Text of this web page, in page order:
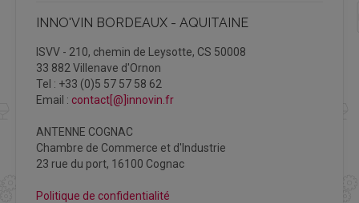
INNO'VIN BORDEAUX - AQUITAINE
ISVV - 210, chemin de Leysotte, CS 50008
33 882 Villenave d'Ornon
Tel : +33 (0)5 57 57 58 62
Email : contact[@]innovin.fr
ANTENNE COGNAC
Chambre de Commerce et d'Industrie
23 rue du port, 16100 Cognac
Politique de confidentialité